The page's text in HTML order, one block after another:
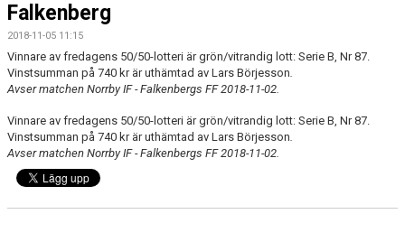
NYHETER
MATCHER
TRUPPEN
KALENDER
DOKUMENT
BILDARKIV
Falkenberg
2018-11-05 11:15
Vinnare av fredagens 50/50-lotteri är grön/vitrandig lott: Serie B, Nr 87.
Vinstsumman på 740 kr är uthämtad av Lars Börjesson.
Avser matchen Norrby IF - Falkenbergs FF 2018-11-02.
Vinnare av fredagens 50/50-lotteri är grön/vitrandig lott: Serie B, Nr 87.
Vinstsumman på 740 kr är uthämtad av Lars Börjesson.
Avser matchen Norrby IF - Falkenbergs FF 2018-11-02.